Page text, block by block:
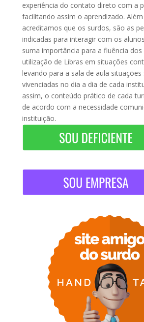
experiência do contato direto com a
facilitando assim o aprendizado.
acreditamos que os surdos, são as
indicadas para interagir com os
suma importância para a fluência dos
utilização de Libras em situações
levando para a sala de aula situações
vivenciadas no dia a dia de cada
assim, o conteúdo prático de cada
de acordo com a necessidade
instituição.